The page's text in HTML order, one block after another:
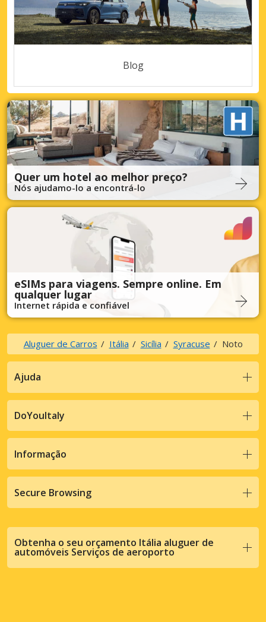
Blog
Quer um hotel ao melhor preço?
Nós ajudamo-lo a encontrá-lo
eSIMs para viagens. Sempre online. Em
qualquer lugar
Internet rápida e confiável
Aluguer de Carros Itália Sicília Syracuse Noto
Ajuda
DoYouItaly
Informação
Secure Browsing
Obtenha o seu orçamento Itália aluguer de
automóveis Serviços de aeroporto